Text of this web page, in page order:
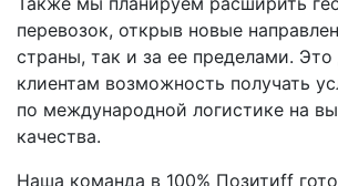
перевозок, открыв новые
страны, так и за ее пределами.
клиентам возможность получать
по международной логистике на
качества.
Наша команда в 100% Позитиff